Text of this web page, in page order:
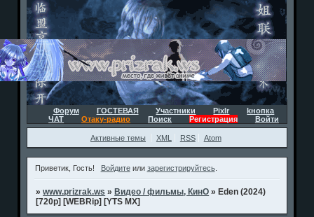
Форум ГОСТЕВАЯ Участники Pixlr
kнопка
ЧАТ
Отаку-радио Поиск Регистрация Войти
Активные темы XML RSS Atom
Приветик, Гость! Войдитеили зарегистрируйтесь.
»www.prizrak.ws » Видео / фильмы, КинО » Eden (2024)
[720p] [WEBRip] [YTS MX]